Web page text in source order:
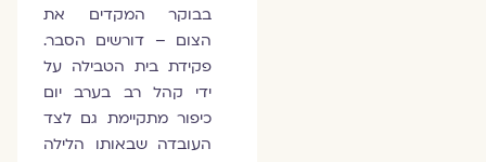
בבוקר המקדים את
הצום – דורשים הסבר.
פקידת בית הטבילה על
ידי קהל רב בערב יום
כיפור מתקיימת גם לצד
העובדה שבאותו הלילה